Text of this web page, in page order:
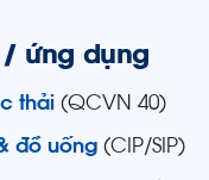
ứng dụng
thải (QCVN 40)
đồ uống (CIP/SIP)